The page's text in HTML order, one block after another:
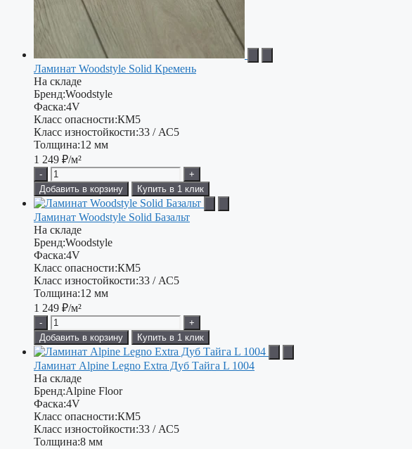
Ламинат Woodstyle Solid Кремень
На складе
Бренд:Woodstyle
Фаска:4V
Класс опасности:КМ5
Класс изностойкости:33 / АС5
Толщина:12 мм
1 249 ₽/м²
-
+
Добавить в корзину
Купить в 1 клик
Ламинат Woodstyle Solid Базальт
На складе
Бренд:Woodstyle
Фаска:4V
Класс опасности:КМ5
Класс изностойкости:33 / АС5
Толщина:12 мм
1 249 ₽/м²
-
+
Добавить в корзину
Купить в 1 клик
Ламинат Alpine Legno Extra Дуб Тайга L 1004
На складе
Бренд:Alpine Floor
Фаска:4V
Класс опасности:КМ5
Класс изностойкости:33 / АС5
Толщина:8 мм